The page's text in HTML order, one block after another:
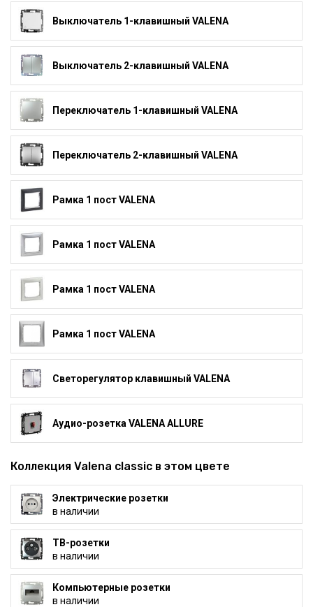
Выключатель 1-клавишный VALENA
Выключатель 2-клавишный VALENA
Переключатель 1-клавишный VALENA
Переключатель 2-клавишный VALENA
Рамка 1 пост VALENA
Рамка 1 пост VALENA
Рамка 1 пост VALENA
Рамка 1 пост VALENA
Светорегулятор клавишный VALENA
Аудио-розетка VALENA ALLURE
Коллекция Valena classic в этом цвете
Электрические розетки
в наличии
ТВ-розетки
в наличии
Компьютерные розетки
в наличии